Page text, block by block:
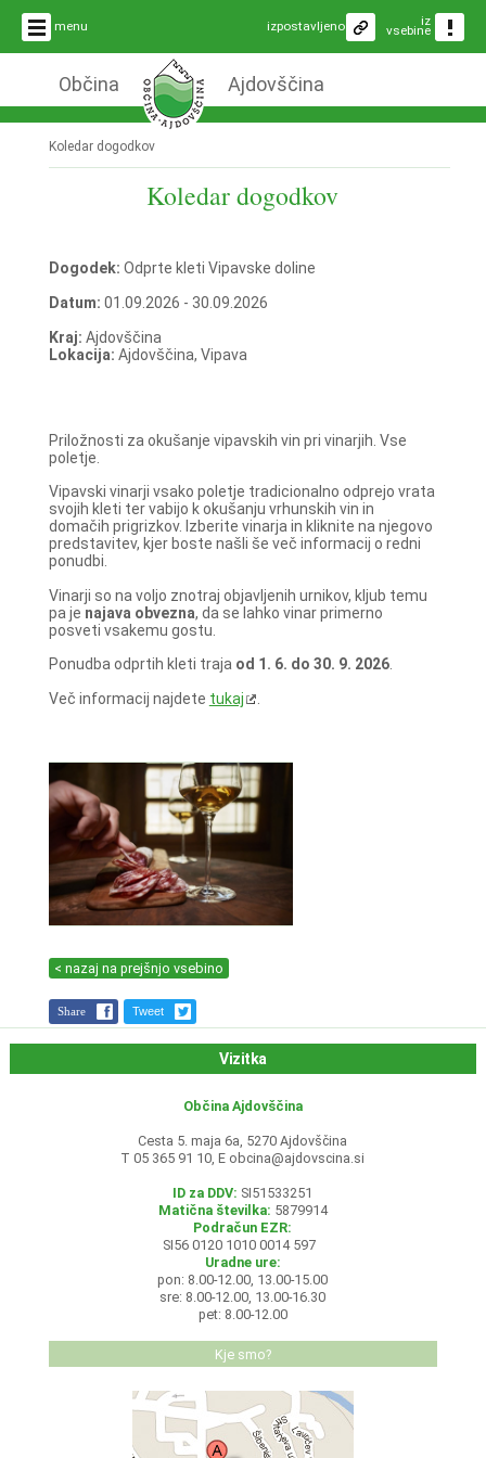
menu iz
vsebine
izpostavljeno
Občina Ajdovščina
Koledar dogodkov
Koledar dogodkov
Dogodek: Odprte kleti Vipavske doline
Datum: 01.09.2026 - 30.09.2026
Kraj: Ajdovščina
Lokacija: Ajdovščina, Vipava
Priložnosti za okušanje vipavskih vin pri vinarjih. Vse
poletje.
Vipavski vinarji vsako poletje tradicionalno odprejo vrata
svojih kleti ter vabijo k okušanju vrhunskih vin in
domačih prigrizkov. Izberite vinarja in kliknite na njegovo
predstavitev, kjer boste našli še več informacij o redni
ponudbi.
Vinarji so na voljo znotraj objavljenih urnikov, kljub temu
pa je najava obvezna, da se lahko vinar primerno
posveti vsakemu gostu.
Ponudba odprtih kleti traja od 1. 6. do 30. 9. 2026.
Več informacij najdete tukaj
< nazaj na prejšnjo vsebino
Share Tweet
Vizitka
Občina Ajdovščina
Cesta 5. maja 6a, 5270 Ajdovščina
T 05 365 91 10, E obcina@ajdovscina.si
ID za DDV: SI51533251
Matična številka: 5879914
Podračun EZR:
SI56 0120 1010 0014 597
Uradne ure:
pon: 8.00-12.00, 13.00-15.00
sre: 8.00-12.00, 13.00-16.30
pet: 8.00-12.00
Kje smo?